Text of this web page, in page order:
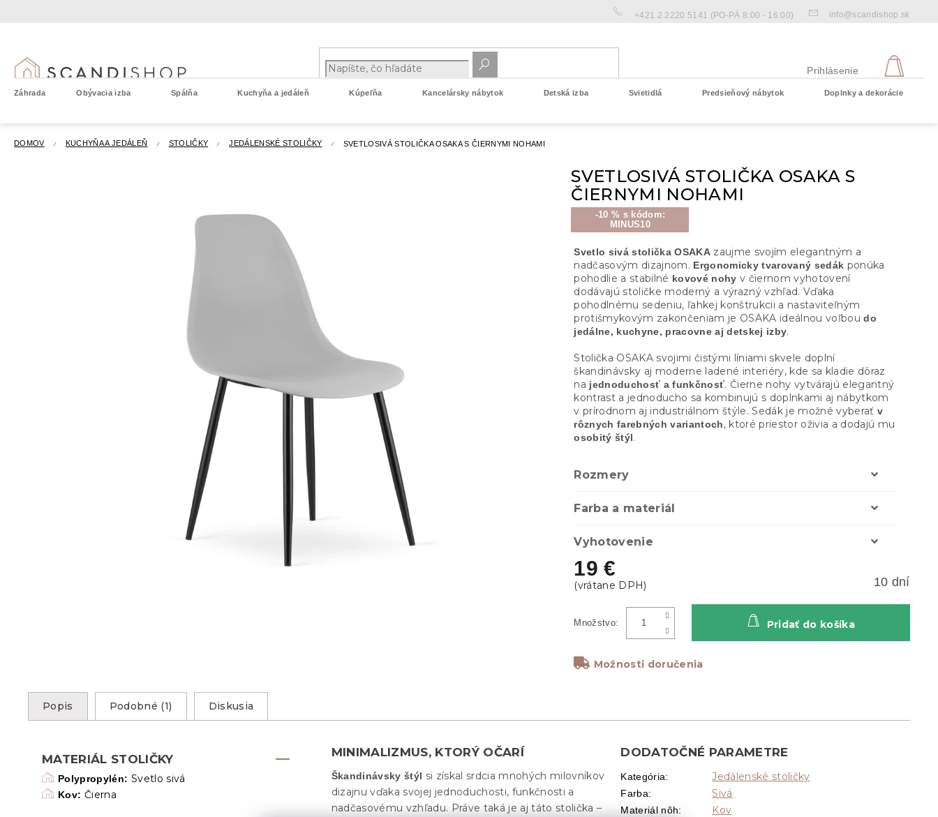
+421 2 2220 5141 (PO-PÁ 8:00 - 16:00) info@scandishop.sk
Prihlásenie
Záhrada Obývacia izba Spálňa Kuchyňa a jedáleň Kúpeľňa Kancelársky nábytok Detská izba Svietidlá Predsieňový nábytok Doplnky a dekorácie
DOMOV KUCHYŇA A JEDÁLEŇ STOLIČKY JEDÁLENSKÉ STOLIČKY SVETLOSIVÁ STOLIČKA OSAKA S ČIERNYMI NOHAMI
SVETLOSIVÁ STOLIČKA OSAKA S
ČIERNYMI NOHAMI
-10 % s kódom:
MINUS10
19 €
10 dní
Možnosti doručenia
Pridať do košíka
Svetlo sivá stolička OSAKA zaujme svojím elegantným a
nadčasovým dizajnom. Ergonomicky tvarovaný sedák ponúka
pohodlie a stabilné kovové nohy v čiernom vyhotovení
dodávajú stoličke moderný a výrazný vzhľad. Vďaka
pohodlnému sedeniu, ľahkej konštrukcii a nastaviteľným
protišmykovým zakončeniam je OSAKA ideálnou voľboudo
jedálne, kuchyne, pracovne aj detskej izby.
Stolička OSAKA svojimi čistými líniami skvele doplní
škandinávsky aj moderne ladené interiéry, kde sa kladie dôraz
na jednoduchosť a funkčnosť. Čierne nohy vytvárajú elegantný
kontrast a jednoducho sa kombinujú s doplnkami aj nábytkom
v prírodnom aj industriálnom štýle. Sedák je možné vyberaťv
rôznych farebných variantoch, ktoré priestor oživia a dodajú mu
osobitý štýl.
Rozmery
Farba a materiál
Vyhotovenie
Popis Podobné (1) Diskusia
MATERIÁL STOLIČKY
Polypropylén: Svetlo sivá
Kov: Čierna
MINIMALIZMUS, KTORÝ OČARÍ
Škandinávsky štýl si získal srdcia mnohých milovníkov
dizajnu vďaka svojej jednoduchosti, funkčnosti a
nadčasovému vzhľadu. Práve taká je aj táto stolička –
DODATOČNÉ PARAMETRE
Kategória: Jedálenské stoličky
Farba: Sivá
Materiál nôh: Kov